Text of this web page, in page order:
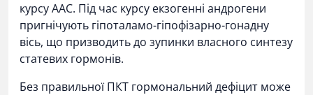
курсу ААС. Під час курсу екзогенні андрогени
пригнічують гіпоталамо-гіпофізарно-гонадну
вісь, що призводить до зупинки власного синтезу
статевих гормонів.
Без правильної ПКТ гормональний дефіцит може